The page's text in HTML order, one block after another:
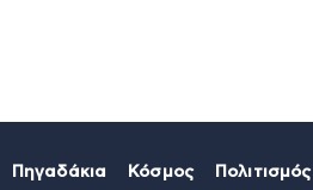
Πηγαδάκια Κόσμος Πολιτισμός